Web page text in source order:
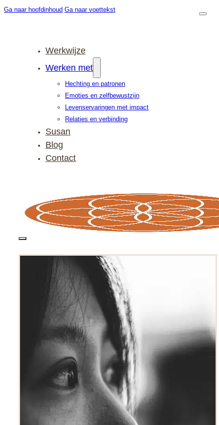
Ga naar hoofdinhoud Ga naar voettekst
Werkwijze
Werken met
Hechting en patronen
Emoties en zelfbewustzijn
Levenservaringen met impact
Relaties en verbinding
Susan
Blog
Contact